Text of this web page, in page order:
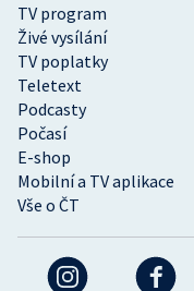
TV program
Živé vysílání
TV poplatky
Teletext
Podcasty
Počasí
E-shop
Mobilní a TV aplikace
Vše o ČT